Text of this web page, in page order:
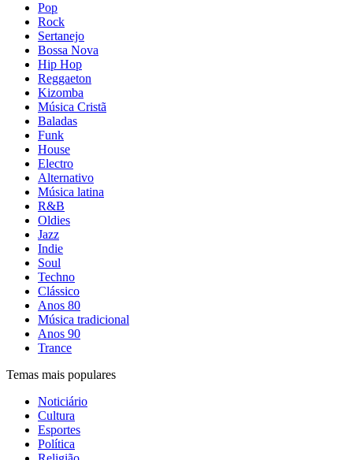
Pop
Rock
Sertanejo
Bossa Nova
Hip Hop
Reggaeton
Kizomba
Música Cristã
Baladas
Funk
House
Electro
Alternativo
Música latina
R&B
Oldies
Jazz
Indie
Soul
Techno
Clássico
Anos 80
Música tradicional
Anos 90
Trance
Temas mais populares
Noticiário
Cultura
Esportes
Política